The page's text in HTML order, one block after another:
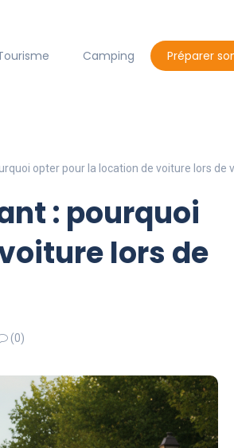
Camping Préparer
opter pour la location de voiture lors de
: pourquoi
lors de
(0)